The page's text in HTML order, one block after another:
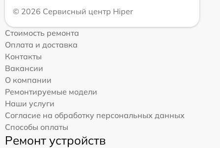
© 2026 Сервисный центр Hiper
Стоимость ремонта
Оплата и доставка
Контакты
Вакансии
О компании
Ремонтируемые модели
Наши услуги
Согласие на обработку персональных данных
Способы оплаты
Ремонт устройств